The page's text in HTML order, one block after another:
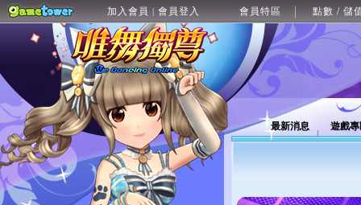
加入會員 | 會員登入 會員特區 點數 / 儲
最新消息 遊戲